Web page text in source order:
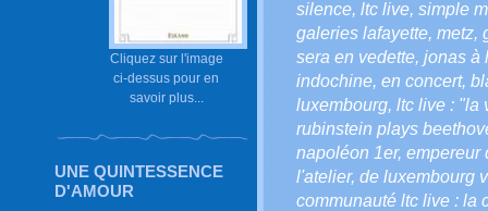
Cliquez sur l'image
ci-dessus pour en
savoir plus...
UNE QUINTESSENCE
D'AMOUR
silence, ltc live, simple
galeries lafayette, metz,
sera en vedette, jonas à
indochine, en concert,
luxembourg, ltc live : "la
rubinstein plays
napoléon 1er, empereur
l'atelier, de luxembourg
communauté ltc live : la